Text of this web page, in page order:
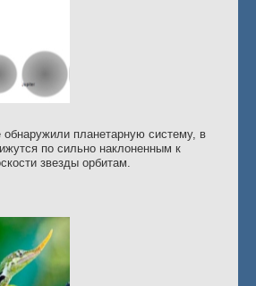
планетарную систему, в
по сильно наклоненным к
звезды орбитам.